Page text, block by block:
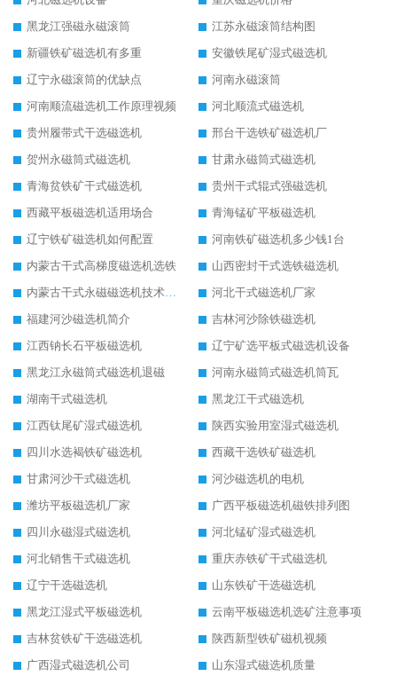
黑龙江强磁永磁滚筒
江苏永磁滚筒结构图
新疆铁矿磁选机有多重
安徽铁尾矿湿式磁选机
辽宁永磁滚筒的优缺点
河南永磁滚筒
河南顺流磁选机工作原理视频
河北顺流式磁选机
贵州履带式干选磁选机
邢台干选铁矿磁选机厂
贺州永磁筒式磁选机
甘肃永磁筒式磁选机
青海贫铁矿干式磁选机
贵州干式辊式强磁选机
西藏平板磁选机适用场合
青海锰矿平板磁选机
辽宁铁矿磁选机如何配置
河南铁矿磁选机多少钱1台
内蒙古干式高梯度磁选机选铁
山西密封干式选铁磁选机
内蒙古干式永磁磁选机技术要求
河北干式磁选机厂家
福建河沙磁选机简介
吉林河沙除铁磁选机
江西钠长石平板磁选机
辽宁矿选平板式磁选机设备
黑龙江永磁筒式磁选机退磁
河南永磁筒式磁选机筒瓦
湖南干式磁选机
黑龙江干式磁选机
江西钛尾矿湿式磁选机
陕西实验用室湿式磁选机
四川水选褐铁矿磁选机
西藏干选铁矿磁选机
甘肃河沙干式磁选机
河沙磁选机的电机
潍坊平板磁选机厂家
广西平板磁选机磁铁排列图
四川永磁湿式磁选机
河北锰矿湿式磁选机
河北销售干式磁选机
重庆赤铁矿干式磁选机
辽宁干选磁选机
山东铁矿干选磁选机
黑龙江湿式平板磁选机
云南平板磁选机选矿注意事项
吉林贫铁矿干选磁选机
陕西新型铁矿磁机视频
广西湿式磁选机公司
山东湿式磁选机质量